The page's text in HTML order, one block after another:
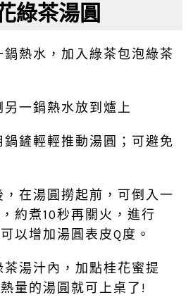
綠茶湯圓
鍋熱水，加入綠茶包泡綠茶
一鍋熱水放到爐上
鍋鏟輕輕推動湯圓；可避免
，在湯圓撈起前，可倒入一
約煮10秒再關火，進行
以增加湯圓表皮Q度。
茶湯汁內，加點桂花蜜提
量的湯圓就可上桌了!